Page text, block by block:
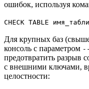
ошибок, используя
CHECK TABLE
Для крупных баз
консоль с параметром
предотвратить разрыв
с внешними ключами,
целостности: